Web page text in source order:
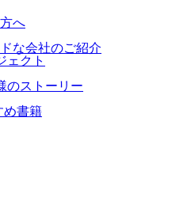
へ
な会社のご紹介
ェクト
のストーリー
め書籍